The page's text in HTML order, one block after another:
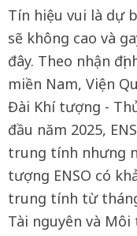
Tín hiệu vui là dự
sẽ không cao và
đây. Theo nhận
miền Nam, Viện
Đài Khí tượng -
đầu năm 2025,
trung tính nhưng
tượng ENSO có
trung tính từ
Tài nguyên và